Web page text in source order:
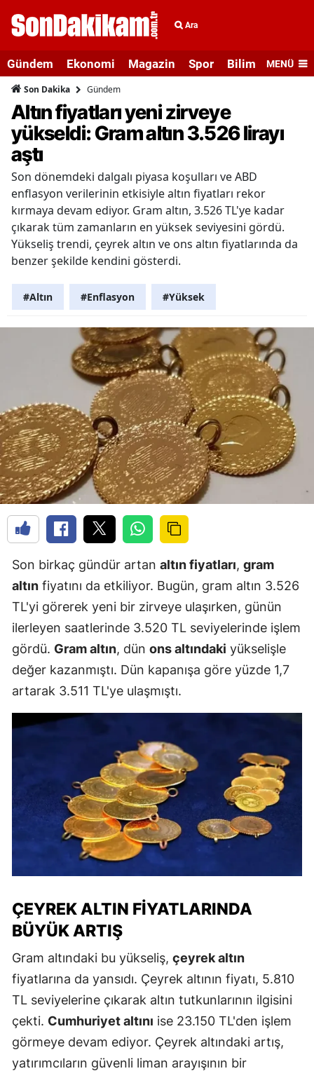
Ara
Gündem Ekonomi Magazin Spor Bilim veMENÜ
Son Dakika Gündem
Altın fiyatları yeni zirveye
yükseldi: Gram altın 3.526 lirayı
aştı
Son dönemdeki dalgalı piyasa koşulları ve ABD
enflasyon verilerinin etkisiyle altın fiyatları rekor
kırmaya devam ediyor. Gram altın, 3.526 TL'ye kadar
çıkarak tüm zamanların en yüksek seviyesini gördü.
Yükseliş trendi, çeyrek altın ve ons altın fiyatlarında da
benzer şekilde kendini gösterdi.
#Altın #Enflasyon #Yüksek
Son birkaç gündür artan altın fiyatları, gram
altın fiyatını da etkiliyor. Bugün, gram altın 3.526
TL'yi görerek yeni bir zirveye ulaşırken, günün
ilerleyen saatlerinde 3.520 TL seviyelerinde işlem
gördü. Gram altın, dün ons altındaki yükselişle
değer kazanmıştı. Dün kapanışa göre yüzde 1,7
artarak 3.511 TL'ye ulaşmıştı.
ÇEYREK ALTIN FIYATLARINDA
BÜYÜK ARTIŞ
Gram altındaki bu yükseliş, çeyrek altın
fiyatlarına da yansıdı. Çeyrek altının fiyatı, 5.810
TL seviyelerine çıkarak altın tutkunlarının ilgisini
çekti. Cumhuriyet altını ise 23.150 TL'den işlem
görmeye devam ediyor. Çeyrek altındaki artış,
yatırımcıların güvenli liman arayışının bir